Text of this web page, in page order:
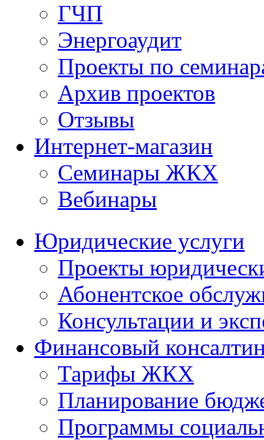
ГЧП
Энергоаудит
Проекты по
Архив проектов
Отзывы
Интернет-магазин
Семинары ЖКХ
Вебинары
Юридические услуги
Проекты
Абонентское
Консультации и
Финансовый
Тарифы ЖКХ
Планирование
Программы